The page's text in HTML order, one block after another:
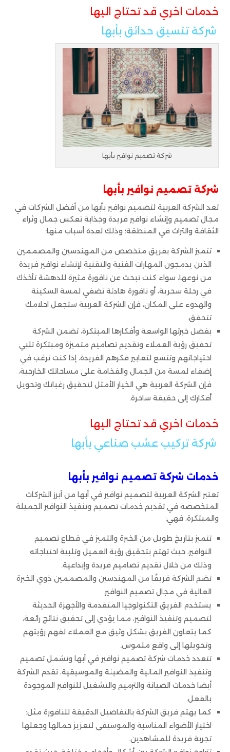
خدمات اخري قد تحتاج اليها
شركة تنسيق حدائق بأبها
شركة تصميم نوافير بأبها
شركة تصميم نوافير بأبها
تعد الشركة العربية لتصميم نوافير بأبها من أفضل الشركات في
مجال تصميم وإنشاء نوافير فريدة وجذابة تعكس جمال وثراء
الثقافة والتراث في المنطقة؛ وذلك لعدة أسباب منها:
تتميز الشركة بفريق متخصص من المهندسين والمصممين
الذين يدمجون المهارات الفنية والتقنية لإنشاء نوافير فريدة
من نوعها، سواء كنت تبحث عن نافورة مثيرة للدهشة تأخذك
في رحلة سحرية، أو نافورة هادئة تضفي لمسة السكينة
والهدوء على المكان، فإن الشركة العربية ستجعل احلامك
تتحقق.
بفضل خبرتها الواسعة وأفكارها المبتكرة، تضمن الشركة
تحقيق رؤية العملاء وتقديم تصاميم متميزة ومبتكرة تلبي
احتياجاتهم وتتسع لتعابير فكرهم الفريدة، إذا كنت ترغب في
إضفاء لمسة من الجمال والفخامة على مساحاتك الخارجية،
فإن الشركة العربية هي الخيار الأمثل لتحقيق رغباتك وتحويل
أفكارك إلى حقيقة ساحرة.
خدمات اخري قد تحتاج اليها
شركة تركيب عشب صناعي بأبها
خدمات شركة تصميم نوافير بأبها
تعتبر الشركة العربية لتصميم نوافير في أبها من أبرز الشركات
المتخصصة في تقديم خدمات تصميم وتنفيذ النوافير الجميلة
والمبتكرة، فهي:
تتميز بتاريخ طويل من الخبرة والتميز في قطاع تصميم
النوافير، حيث تهتم بتحقيق رؤية العميل وتلبية احتياجاته
وذلك من خلال تقديم تصاميم فريدة وإبداعية.
تضم الشركة فريقًا من المهندسين والمصممين ذوي الخبرة
العالية في مجال تصميم النوافير.
يستخدم الفريق التكنولوجيا المتقدمة والأجهزة الحديثة
لتصميم وتنفيذ النوافير، مما يؤدي إلى تحقيق نتائج رائعة،
كما يتعاون الفريق بشكل وثيق مع العملاء لفهم رؤيتهم
وتحويلها إلى واقع ملموس.
تتعدد خدمات شركة تصميم نوافير في أبها وتشمل تصميم
وتنفيذ النوافير المائية والمضيئة والموسيقية، تقدم الشركة
أيضا خدمات الصيانة والترميم والتشغيل للنوافير الموجودة
بالفعل.
كما يهتم فريق الشركة بالتفاصيل الدقيقة للنافورة مثل:
اختيار الأضواء المناسبة والموسيقى لتعزيز جمالها وجعلها
تجربة فريدة للمشاهدين.